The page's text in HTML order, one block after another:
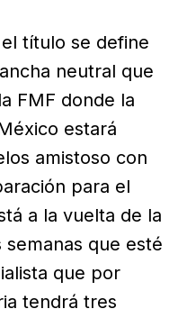
título se define
neutral que
FMF donde la
estará
amistoso con
para el
a la vuelta de la
semanas que esté
que por
tendrá tres